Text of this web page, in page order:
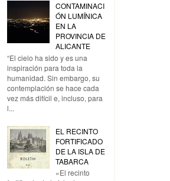
CONTAMINACI
ÓN LUMÍNICA
EN LA
PROVINCIA DE
ALICANTE
“El cielo ha sido y es una
inspiración para toda la
humanidad. Sin embargo, su
contemplación se hace cada
vez más difícil e, incluso, para
l...
EL RECINTO
FORTIFICADO
DE LA ISLA DE
TABARCA
«El recinto